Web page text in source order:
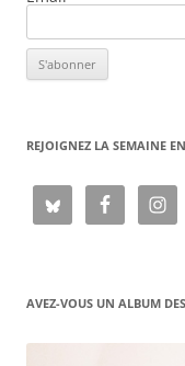
REJOIGNEZ LA SEMAINE
AVEZ-VOUS UN ALBUM